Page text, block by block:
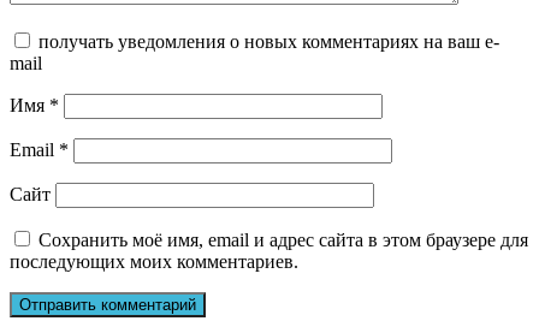
получать уведомления о новых комментариях на ваш e-
mail
Имя *
Email *
Сайт
Сохранить моё имя, email и адрес сайта в этом браузере для
последующих моих комментариев.